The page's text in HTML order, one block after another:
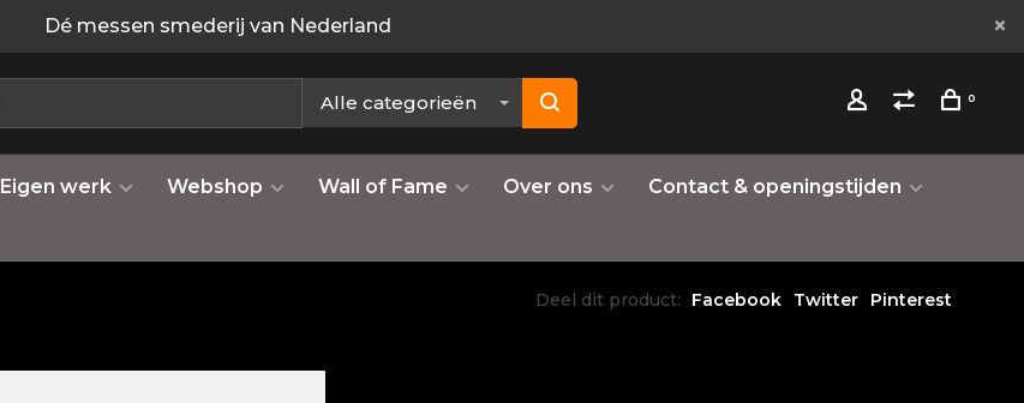
Dé messen smederij van Nederland
Alle categorieën 0
Eigen werk Webshop Wall of Fame Over ons
Contact & openingstijden
Deel dit product: Facebook Twitter Pinterest